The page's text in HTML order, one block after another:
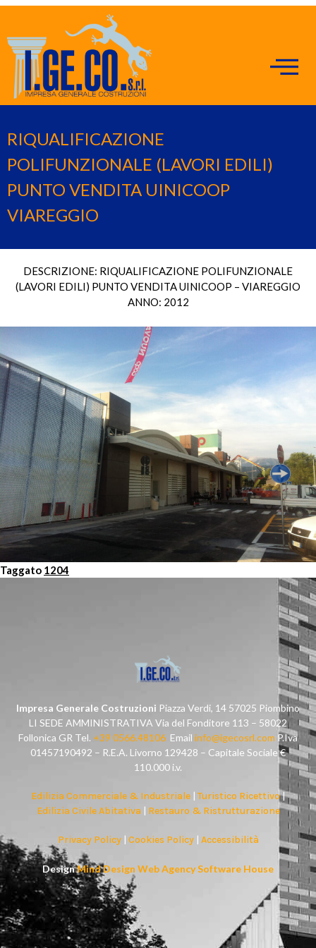
RIQUALIFICAZIONE
POLIFUNZIONALE (LAVORI EDILI)
PUNTO VENDITA UINICOOP
VIAREGGIO
DESCRIZIONE: RIQUALIFICAZIONE POLIFUNZIONALE
(LAVORI EDILI) PUNTO VENDITA UINICOOP – VIAREGGIO
ANNO: 2012
Taggato 1204
Impresa Generale Costruzioni Piazza Verdi, 14 57025 Piombino
LI SEDE AMMINISTRATIVA Via del Fonditore 113 – 58022
Follonica GR Tel. +39 0566.48106 Email info@igecosrl.com P.Iva
01457190492 – R.E.A. Livorno 129428 – Capitale Sociale €
110.000 i.v.
Edilizia Commerciale & Industriale |Turistico Ricettivo|
Edilizia Civile Abitativa | Restauro & Ristrutturazione
Privacy Policy| Cookies Policy| Accessibilità
DesignMind Design Web Agency Software House